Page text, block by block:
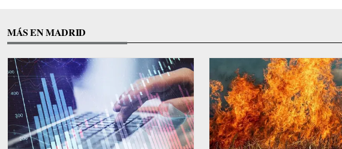
MÁS EN MADRID